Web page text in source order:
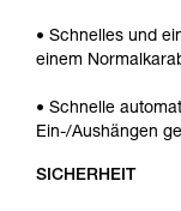
• Schnelles und
einem
• Schnelle
Ein-/Aushängen
SICHERHEIT